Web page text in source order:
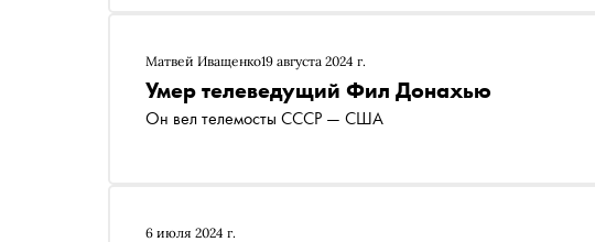
Матвей Иващенко19 августа 2024 г.
Умер телеведущий Фил Донахью
Он вел телемосты СССР — США
6 июля 2024 г.